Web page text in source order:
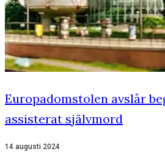
Europadomstolen avslår
assisterat självmord
14 augusti 2024